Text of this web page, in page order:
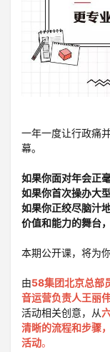
一年一度让行政痛
幕。
如果你面对年会正
如果你首次操办大
如果你正绞尽脑汁
价值和能力的舞台，
本期公开课，将为
由58集团北京总部
音运营负责人王丽
活动相关创意，从
清晰的流程和步骤
活动。